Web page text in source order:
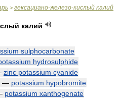
> гексациано-железо-кислый калий
калий
sulphocarbonate
hydrosulphide
zinc potassium cyanide
— potassium hypobromite
potassium xanthogenate